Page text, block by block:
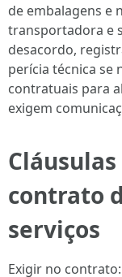
de embalagens e
transportadora e
desacordo,
perícia técnica se
contratuais para
exigem
contrato
serviços
Exigir no